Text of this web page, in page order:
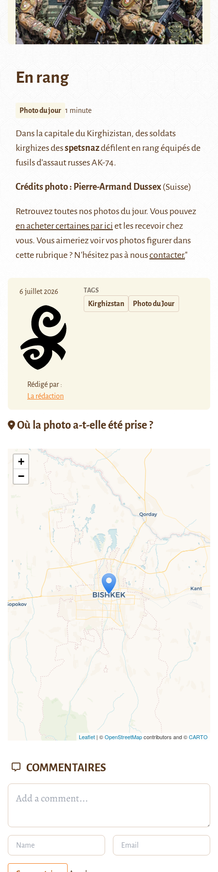
En rang
Photo du jour 1 minute
Dans la capitale du Kirghizistan, des soldats
kirghizes desspetsnazdéfilent en rang équipés de
fusils d’assaut russes AK-74.
Crédits photo : Pierre-Armand Dussex (Suisse)
Retrouveztoutes nos photos du jour. Vous pouvez
en acheter certaines par ici et les recevoir chez
vous. Vous aimeriez voir vos photos figurer dans
cette rubrique ? N'hésitez pas à nouscontacter."
6 juillet 2026
Rédigé par :
La rédaction
TAGS
Kirghizstan Photo du Jour
Où la photo a-t-elle été prise ?
Travelers' Map is loading...
If you see this after your page is
loaded completely, leafletJS files are
missing.
+
−
Leaflet| ©OpenStreetMapcontributors and ©CARTO
COMMENTAIRES